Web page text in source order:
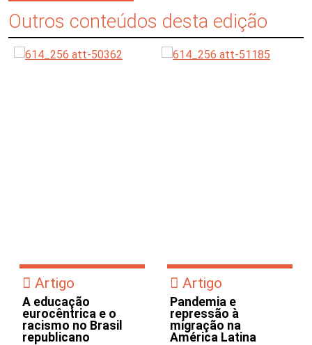
Outros conteúdos desta edição
Artigo
A educação
eurocêntrica e o
racismo no Brasil
republicano
Artigo
Pandemia e
repressão à
migração na
América Latina